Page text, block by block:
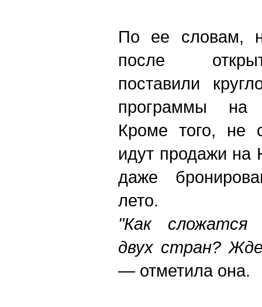
По ее словам,
после
поставили
программы на
Кроме того, не
идут продажи на
даже
лето.
"Как сложатся
двух стран?
— отметила она.